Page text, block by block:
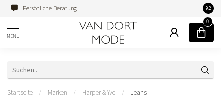
Persönliche Beratung 9.2
MENU
0
Startseite / Marken / Harper & Yve / Jeans